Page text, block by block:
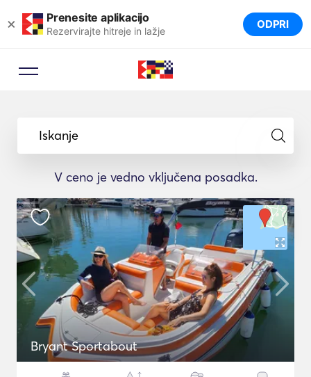
× Prenesite aplikacijo
Rezervirajte hitreje in lažje ODPRI
Iskanje
V ceno je vedno vključena posadka.
Bryant Sportabout